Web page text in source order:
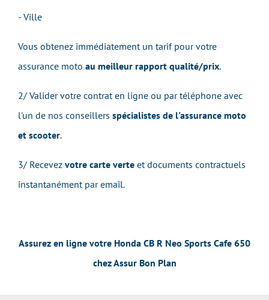
- Ville
Vous obtenez immédiatement un tarif pour votre
assurance moto au meilleur rapport qualité/prix.
2/ Valider votre contrat en ligne ou par téléphone avec
l'un de nos conseillers spécialistes de l'assurance moto
et scooter.
3/ Recevez votre carte verte et documents contractuels
instantanément par email.
Assurez en ligne votre Honda CB R Neo Sports Cafe 650
chez Assur Bon Plan